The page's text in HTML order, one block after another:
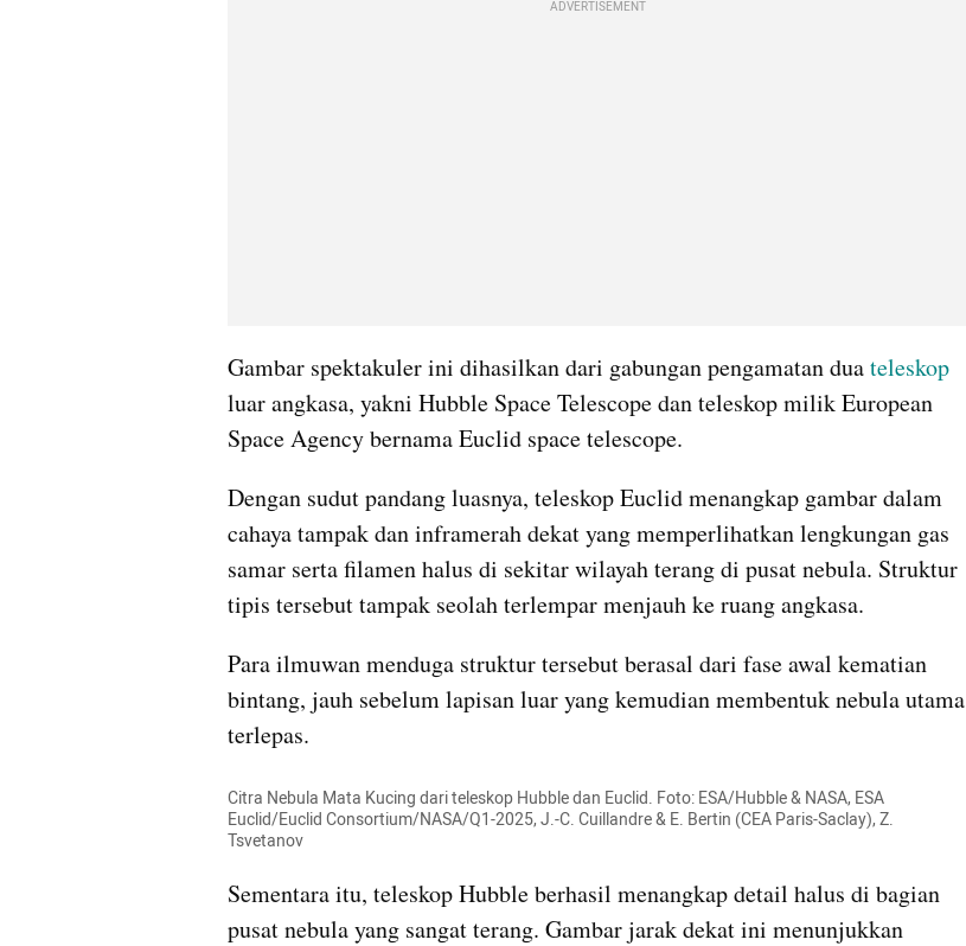
ADVERTISEMENT
Gambar spektakuler ini dihasilkan dari gabungan pengamatan dua teleskop
luar angkasa, yakni Hubble Space Telescope dan teleskop milik European
Space Agency bernama Euclid space telescope.
Dengan sudut pandang luasnya, teleskop Euclid menangkap gambar dalam
cahaya tampak dan inframerah dekat yang memperlihatkan lengkungan gas
samar serta filamen halus di sekitar wilayah terang di pusat nebula. Struktur
tipis tersebut tampak seolah terlempar menjauh ke ruang angkasa.
Para ilmuwan menduga struktur tersebut berasal dari fase awal kematian
bintang, jauh sebelum lapisan luar yang kemudian membentuk nebula utama
terlepas.
Citra Nebula Mata Kucing dari teleskop Hubble dan Euclid. Foto: ESA/Hubble & NASA, ESA
Euclid/Euclid Consortium/NASA/Q1-2025, J.-C. Cuillandre & E. Bertin (CEA Paris-Saclay), Z.
Tsvetanov
Sementara itu, teleskop Hubble berhasil menangkap detail halus di bagian
pusat nebula yang sangat terang. Gambar jarak dekat ini menunjukkan